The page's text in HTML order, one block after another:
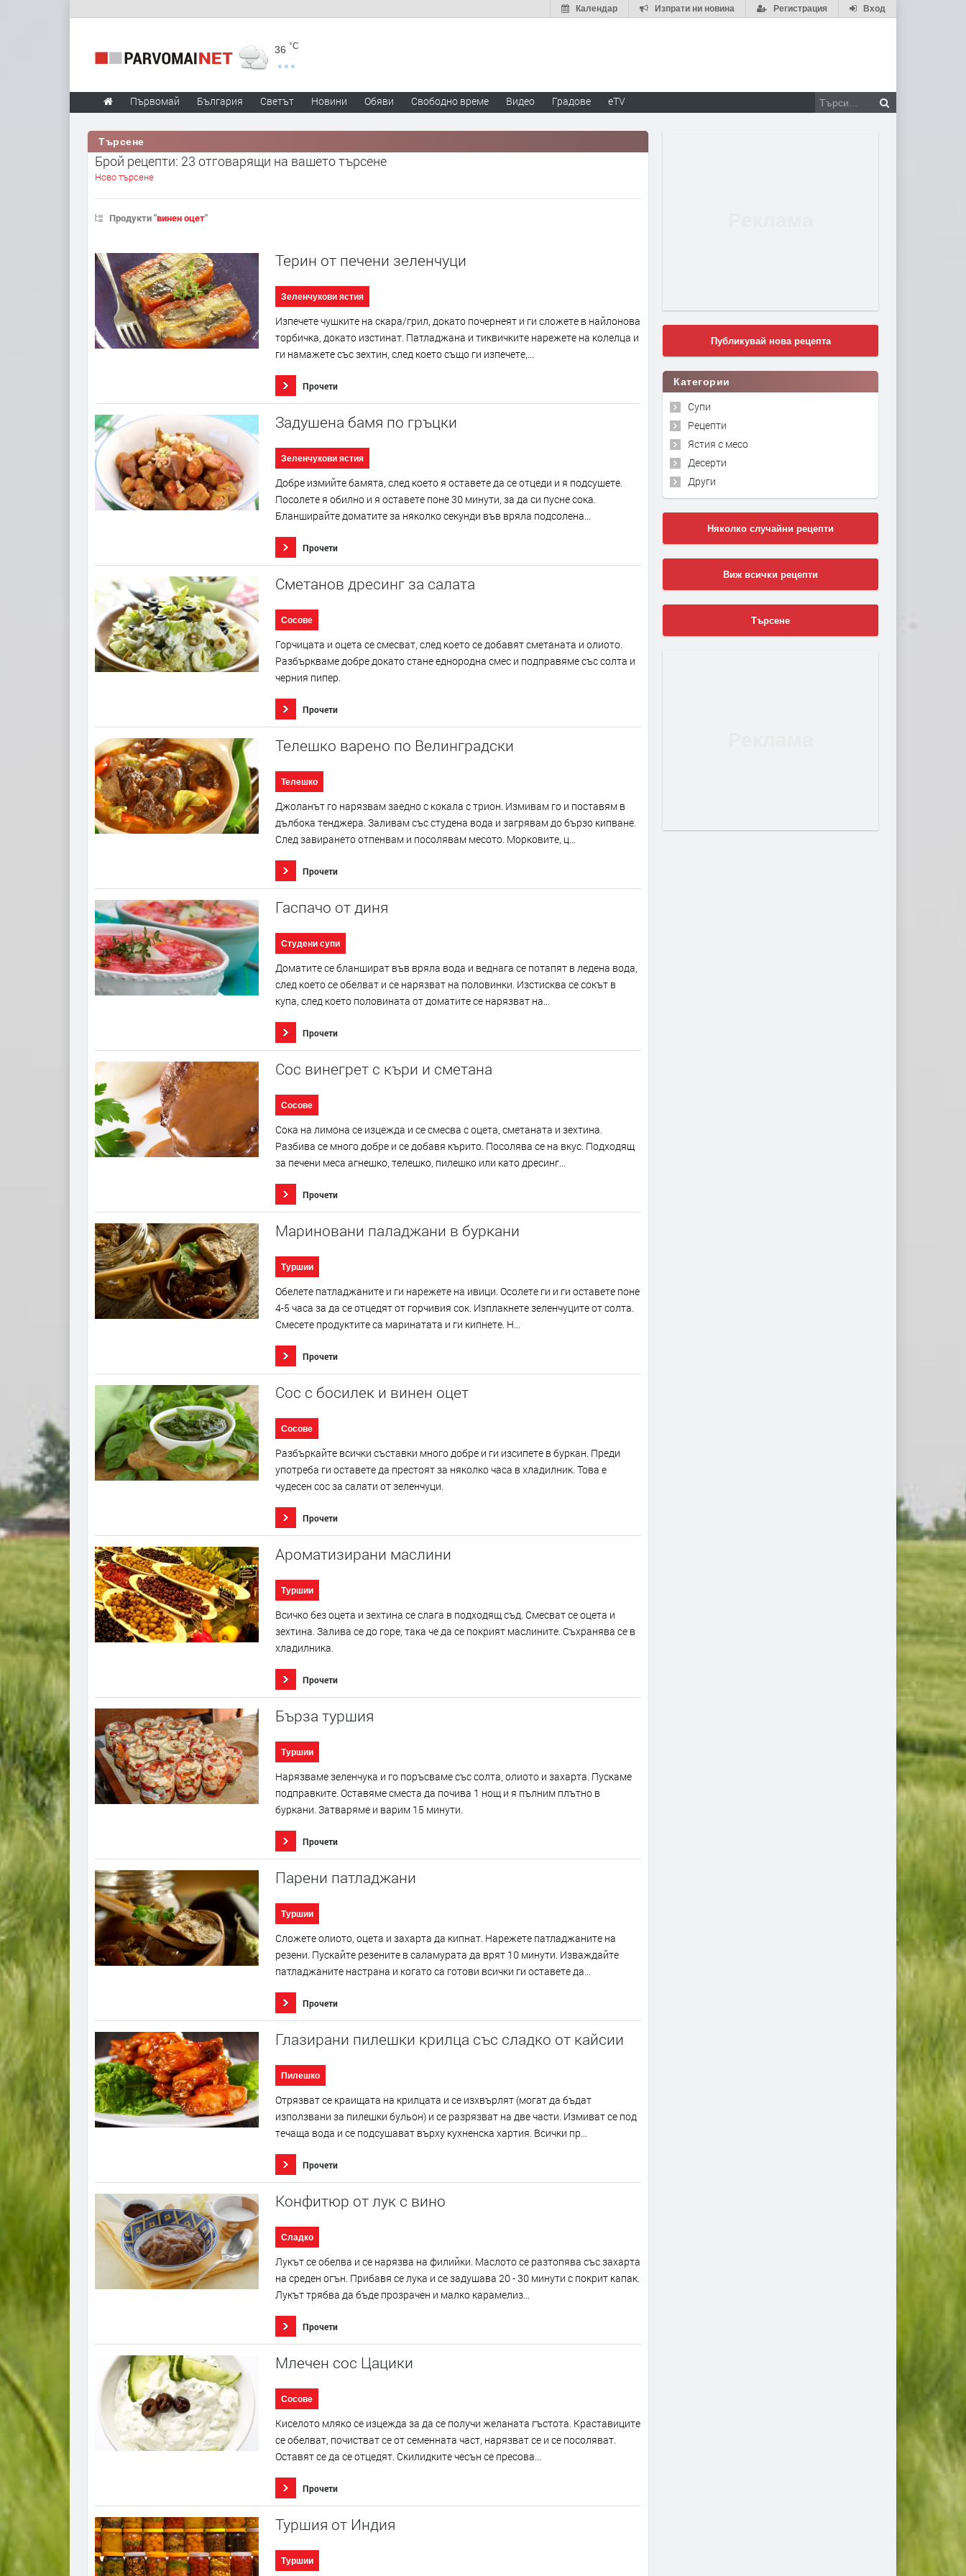
Вход
Регистрация
Изпрати ни новина
Календар
36 °C
Първомай България Светът Новини Обяви Свободно време Видео Градове eTV
Търсене
Брой рецепти: 23 отговарящи на вашето търсене
Ново търсене
Продукти "винен оцет"
Терин от печени зеленчуци
Зеленчукови ястия
Изпечете чушките на скара/грил, докато почернеят и ги сложете в найлонова
торбичка, докато изстинат. Патладжана и тиквичките нарежете на колелца и
ги намажете със зехтин, след което също ги изпечете,...
Прочети
Задушена бамя по гръцки
Зеленчукови ястия
Добре измийте бамята, след което я оставете да се отцеди и я подсушете.
Посолете я обилно и я оставете поне 30 минути, за да си пусне сока.
Бланширайте доматите за няколко секунди във вряла подсолена...
Прочети
Сметанов дресинг за салата
Сосове
Горчицата и оцета се смесват, след което се добавят сметаната и олиото.
Разбъркваме добре докато стане еднородна смес и подправяме със солта и
черния пипер.
Прочети
Телешко варено по Велинградски
Телешко
Джоланът го нарязвам заедно с кокала с трион. Измивам го и поставям в
дълбока тенджера. Заливам със студена вода и загрявам до бързо кипване.
След завирането отпенвам и посолявам месото. Морковите, ц...
Прочети
Гаспачо от диня
Студени супи
Доматите се бланшират във вряла вода и веднага се потапят в ледена вода,
след което се обелват и се нарязват на половинки. Изстисква се сокът в
купа, след което половината от доматите се нарязват на...
Прочети
Сос винегрет с къри и сметана
Сосове
Сока на лимона се изцежда и се смесва с оцета, сметаната и зехтина.
Разбива се много добре и се добавя кърито. Посолява се на вкус. Подходящ
за печени меса агнешко, телешко, пилешко или като дресинг...
Прочети
Мариновани паладжани в буркани
Туршии
Обелете патладжаните и ги нарежете на ивици. Осолете ги и ги оставете поне
4-5 часа за да се отцедят от горчивия сок. Изплакнете зеленчуците от солта.
Смесете продуктите са маринатата и ги кипнете. Н...
Прочети
Сос с босилек и винен оцет
Сосове
Разбъркайте всички съставки много добре и ги изсипете в буркан. Преди
употреба ги оставете да престоят за няколко часа в хладилник. Това е
чудесен сос за салати от зеленчуци.
Прочети
Ароматизирани маслини
Туршии
Всичко без оцета и зехтина се слага в подходящ съд. Смесват се оцета и
зехтина. Залива се до горе, така че да се покрият маслините. Съхранява се в
хладилника.
Прочети
Бърза туршия
Туршии
Нарязваме зеленчука и го поръсваме със солта, олиото и захарта. Пускаме
подправките. Оставяме сместа да почива 1 нощ и я пълним плътно в
буркани. Затваряме и варим 15 минути.
Прочети
Парени патладжани
Туршии
Сложете олиото, оцета и захарта да кипнат. Нарежете патладжаните на
резени. Пускайте резените в саламурата да врят 10 минути. Изваждайте
патладжаните настрана и когато са готови всички ги оставете да...
Прочети
Глазирани пилешки крилца със сладко от кайсии
Пилешко
Отрязват се краищата на крилцата и се изхвърлят (могат да бъдат
използвани за пилешки бульон) и се разрязват на две части. Измиват се под
течаща вода и се подсушават върху кухненска хартия. Всички пр...
Прочети
Конфитюр от лук с вино
Сладко
Лукът се обелва и се нарязва на филийки. Маслото се разтопява със захарта
на среден огън. Прибавя се лука и се задушава 20 - 30 минути с покрит капак.
Лукът трябва да бъде прозрачен и малко карамелиз...
Прочети
Млечен сос Цацики
Сосове
Киселото мляко се изцежда за да се получи желаната гъстота. Краставиците
се обелват, почистват се от семенната част, нарязват се и се посоляват.
Оставят се да се отцедят. Скилидките чесън се пресова...
Прочети
Туршия от Индия
Туршии
Публикувай нова рецепта
Категории
Супи
Рецепти
Ястия с месо
Десерти
Други
Няколко случайни рецепти
Виж всички рецепти
Търсене